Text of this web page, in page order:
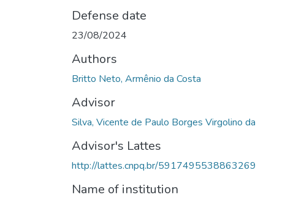
Defense date
23/08/2024
Authors
Britto Neto, Armênio da Costa
Advisor
Silva, Vicente de Paulo Borges Virgolino da
Advisor's Lattes
http://lattes.cnpq.br/5917495538863269
Name of institution